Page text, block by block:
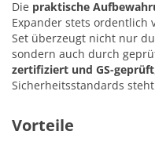
Die praktische
Expander stets ordentlich
Set überzeugt nicht nur
sondern auch durch
zertifiziert und GS-geprüft
Sicherheitsstandards
Vorteile